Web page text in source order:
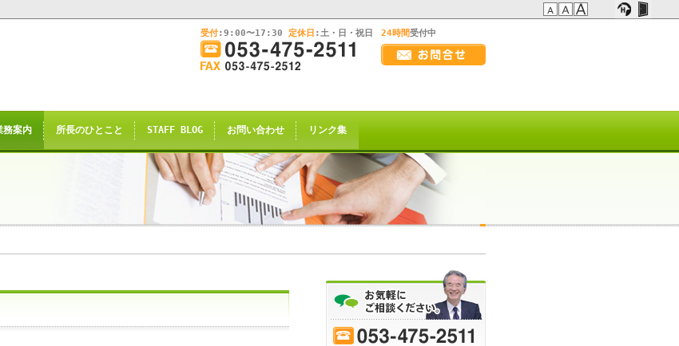
画
面
幅
て
ご
ご
覧
覧
下
下
さ
さ
い
い
このままInternet Explorerから閲覧する場合はコチラ
互換の他のブラウザ(Trident系)でも
せの表示される場合がございますが
ございませんが、2021年4月28日を以て
からの閲覧のサポートは終了致しました。
奨ブラウザのGoogle Chrome、または
受付:9:00〜17:30 定休日 :土・日・祝日 24時間受付中
務案内 所長のひとこと STAFF BLOG お問い合わせ リンク集